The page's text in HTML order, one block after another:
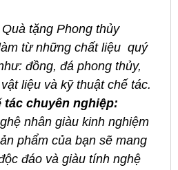
tặng Phong thủy
từ những chất liệu quý
đồng, đá phong thủy,
liệu và kỹ thuật chế tác.
chuyên nghiệp:
nhân giàu kinh nghiệm
phẩm của bạn sẽ mang
đáo và giàu tính nghệ